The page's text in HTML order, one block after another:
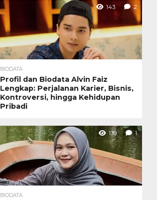
143 2
BIODATA
Profil dan Biodata Alvin Faiz
Lengkap: Perjalanan Karier, Bisnis,
Kontroversi, hingga Kehidupan
Pribadi
139 1
BIODATA